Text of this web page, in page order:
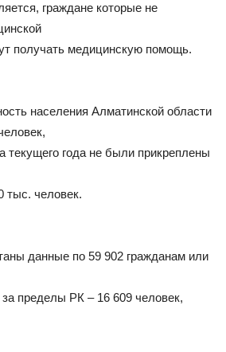
граждане которые не
получать медицинскую помощь.
населения Алматинской области
текущего года не были прикреплены
тыс. человек.
данные по 59 902 гражданам или
пределы РК – 16 609 человек,